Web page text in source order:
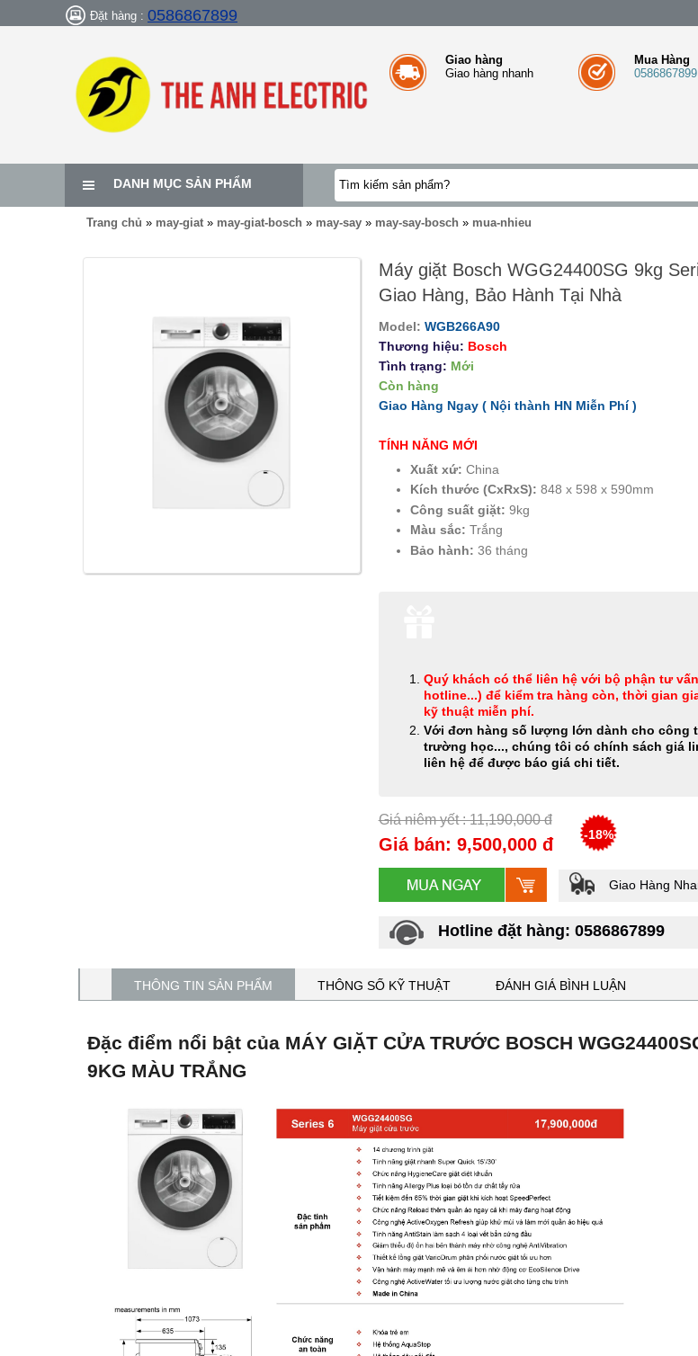
Đặt hàng : 0586867899
Giao hàng
Giao hàng nhanh
Mua Hàng
0586867899
DANH MỤC SẢN PHẨM
Trang chủ » may-giat » may-giat-bosch » may-say » may-say-bosch » mua-nhieu
Máy giặt Bosch WGG24400SG 9kg
Giao Hàng, Bảo Hành Tại Nhà
Model: WGB266A90
Thương hiệu: Bosch
Tình trạng: Mới
Còn hàng
Giao Hàng Ngay ( Nội thành HN Miễn Phí)
TÍNH NĂNG MỚI
Xuất xứ: China
Kích thước (CxRxS): 848 x 598 x 590mm
Công suất giặt: 9kg
Màu sắc: Trắng
Bảo hành: 36 tháng
Quý khách có thể liên hệ với bộ phận tư
hotline...) để kiểm tra hàng còn, thời gian
kỹ thuật miễn phí.
Với đơn hàng số lượng lớn dành cho công
trường học..., chúng tôi có chính sách giá
liên hệ để được báo giá chi tiết.
Giá niêm yết : 11,190,000 đ
Giá bán: 9,500,000 đ -18%
Giao Hàng
Hotline đặt hàng: 0586867899
THÔNG TIN SẢN PHẨM THÔNG SỐ KỸ THUẬT ĐÁNH GIÁ BÌNH LUẬN
Đặc điểm nổi bật của MÁY GIẶT CỬA TRƯỚC BOSCH
9KG MÀU TRẮNG